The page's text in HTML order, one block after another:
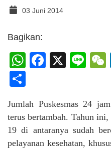
03 Juni 2014
Bagikan:
WhatsApp
X
Jumlah Puskesmas 24
terus bertambah. Tahun
19 di antaranya sudah
pelayanan kesehatan,